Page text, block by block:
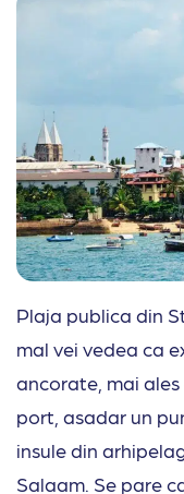
Plaja publica din
mal vei vedea ca
ancorate, mai
port, asadar un
insule din
Salaam. Se pare